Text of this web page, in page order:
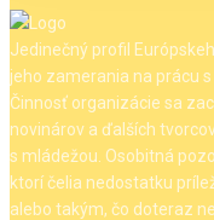
Jedinečný profil
jeho zamerania na prácu
Činnosť organizácie sa
novinárov a ďalších
s mládežou. Osobitná
ktorí čelia nedostatku
alebo takým, čo doteraz